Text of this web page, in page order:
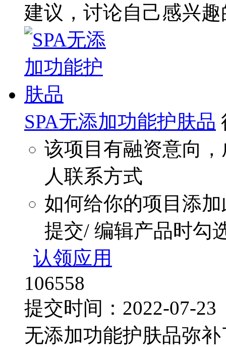
建议，讨论自己感兴
SPA无添加功能护肤品
该项目有融资意向
人联系方式
如何给你的项目添
提交/ 编辑产品时勾
认领应用
106558
提交时间：2022-07-23
无添加功能护肤品弥